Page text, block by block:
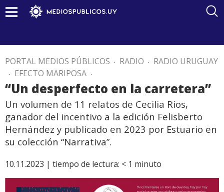
PORTAL MEDIOS PÚBLICOS . RADIO . RADIO URUGUAY
. EFECTO MARIPOSA .
“Un desperfecto en la carretera”
Un volumen de 11 relatos de Cecilia Ríos,
ganador del incentivo a la edición Felisberto
Hernández y publicado en 2023 por Estuario en
su colección “Narrativa”.
10.11.2023 | tiempo de lectura: < 1 minuto